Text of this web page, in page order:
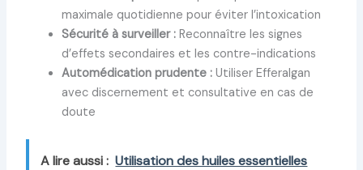
maximale quotidienne pour éviter l’intoxication
Sécurité à surveiller :Reconnaître les signes
d’effets secondaires et les contre-indications
Automédication prudente :Utiliser Efferalgan
avec discernement et consultative en cas de
doute
A lire aussi : Utilisation des huiles essentielles